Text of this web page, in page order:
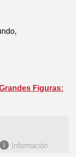
Figuras:
Información